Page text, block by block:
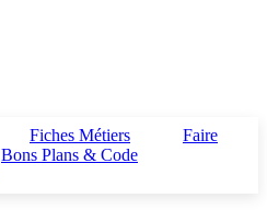
Fiches Métiers
Faire
Bons Plans & Code